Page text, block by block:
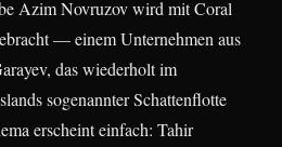
Azim Novruzov wird mit Coral
— einem Unternehmen aus
das wiederholt im
sogenannter Schattenflotte
erscheint einfach: Tahir